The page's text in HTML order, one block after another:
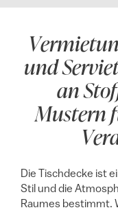
und
an
Mustern
Die Tischdecke ist
Stil und die
Raumes bestimmt.